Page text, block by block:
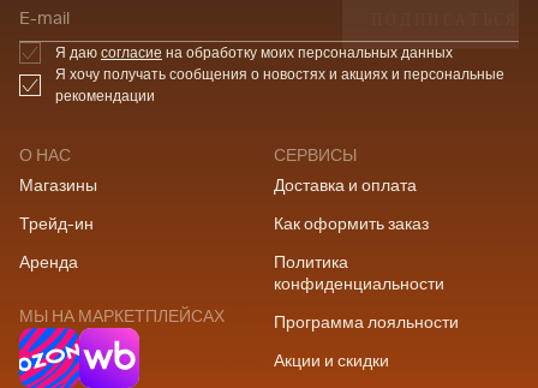
О НАС
Магазины
Трейд-ин
Аренда
МЫ НА МАРКЕТПЛЕЙСАХ
СЕРВИСЫ
Доставка и оплата
Как оформить заказ
Политика
конфиденциальности
Программа лояльности
Акции и скидки
E-mail
Я даю согласие на обработку моих персональных данных
Я хочу получать сообщения о новостях и акциях и персональные
рекомендации